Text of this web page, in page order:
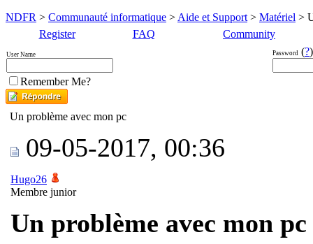
NDFR > Communauté informatique > Aide et Support > Matériel >
Register
FAQ Community
User Name Password (?)
Remember Me?
Un problème avec mon pc
09-05-2017, 00:36
Hugo26
Membre junior
Un problème avec mon pc